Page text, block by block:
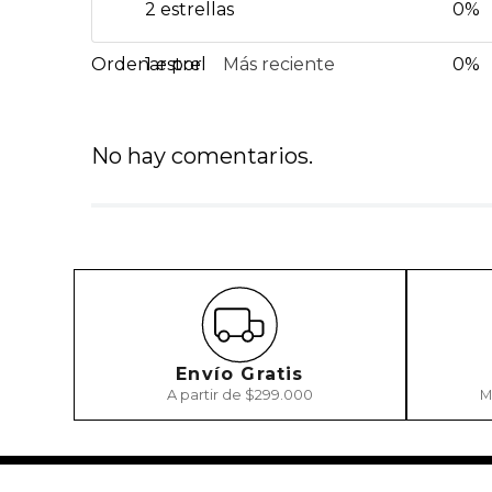
2 estrellas 0%
1 estrella 0%
Más reciente
No hay comentarios.
Envío Gratis
A partir de $299.000